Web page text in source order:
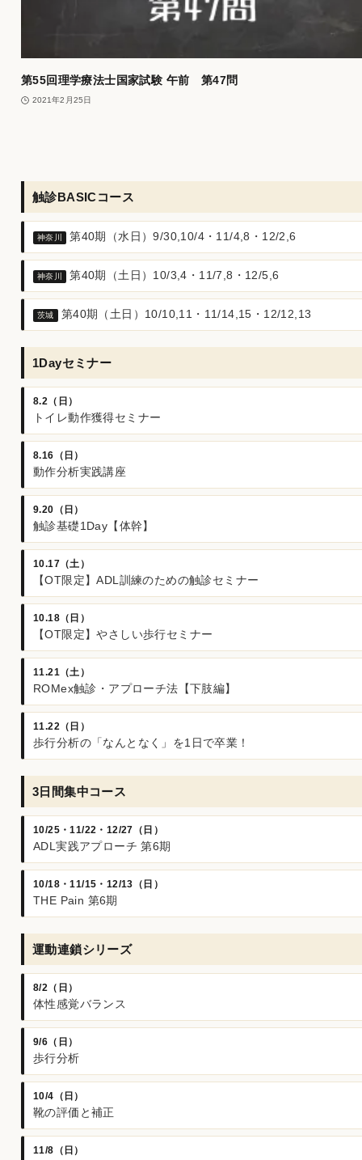
第55回理学療法士国家試験 午前 第47問
2021年2月25日
触診BASICコース
神奈川 第40期（水日）9/30,10/4・11/4,8・12/2,6
神奈川 第40期（土日）10/3,4・11/7,8・12/5,6
茨城 第40期（土日）10/10,11・11/14,15・12/12,13
1Dayセミナー
8.2（日）
トイレ動作獲得セミナー
8.16（日）
動作分析実践講座
9.20（日）
触診基礎1Day【体幹】
10.17（土）
【OT限定】ADL訓練のための触診セミナー
10.18（日）
【OT限定】やさしい歩行セミナー
11.21（土）
ROMex触診・アプローチ法【下肢編】
11.22（日）
歩行分析の「なんとなく」を1日で卒業！
3日間集中コース
10/25・11/22・12/27（日）
ADL実践アプローチ 第6期
10/18・11/15・12/13（日）
THE Pain 第6期
運動連鎖シリーズ
8/2（日）
体性感覚バランス
9/6（日）
歩行分析
10/4（日）
靴の評価と補正
11/8（日）